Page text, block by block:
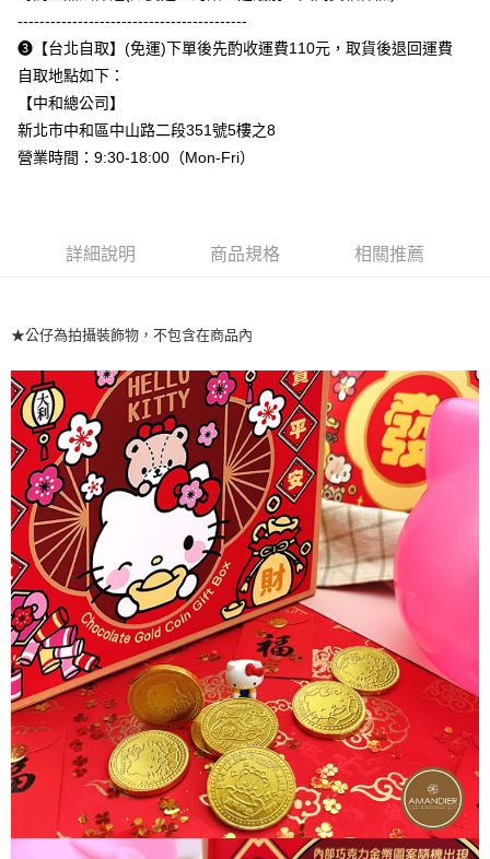
２．關於個人資料處理事宜，請瀏覽以下網址：
https://aftee.tw/terms/#terms3
３．未成年的使用者請事先徵得法定代理人或監護人之同意方可使用
「AFTEE先享後付」，若未經同意申辦者引起之損失，本公司不負相關責
任。
４．使用「AFTEE先享後付」時，將依據個別帳號之用戶狀況，依本公司即
時審查核予不同之上限額度；若仍有額度不足之情形，本公司將視審查結果
請求用戶進行身份認證。
------------------------------------------
➌【台北自取】(免運)下單後先酌收運費110元，取貨後退回運費
自取地點如下：
【中和總公司】
新北市中和區中山路二段351號5樓之8
營業時間：9:30-18:00（Mon-Fri）
詳細說明 商品規格 相關推薦
★公仔為拍攝裝飾物，不包含在商品內